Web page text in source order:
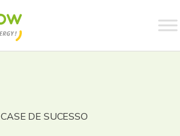
CASE DE SUCESSO